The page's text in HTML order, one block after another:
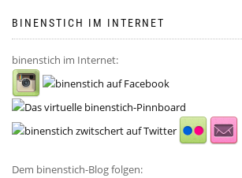
BINENSTICH IM INTERNET
binenstich im Internet:
Dem binenstich-Blog folgen: